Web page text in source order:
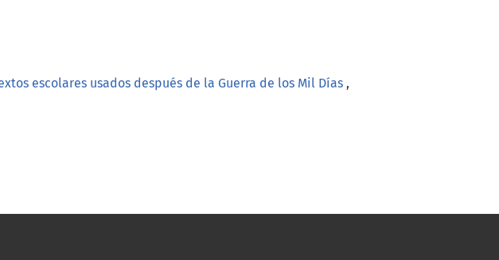
escolares usados después de la Guerra de los Mil Días ,